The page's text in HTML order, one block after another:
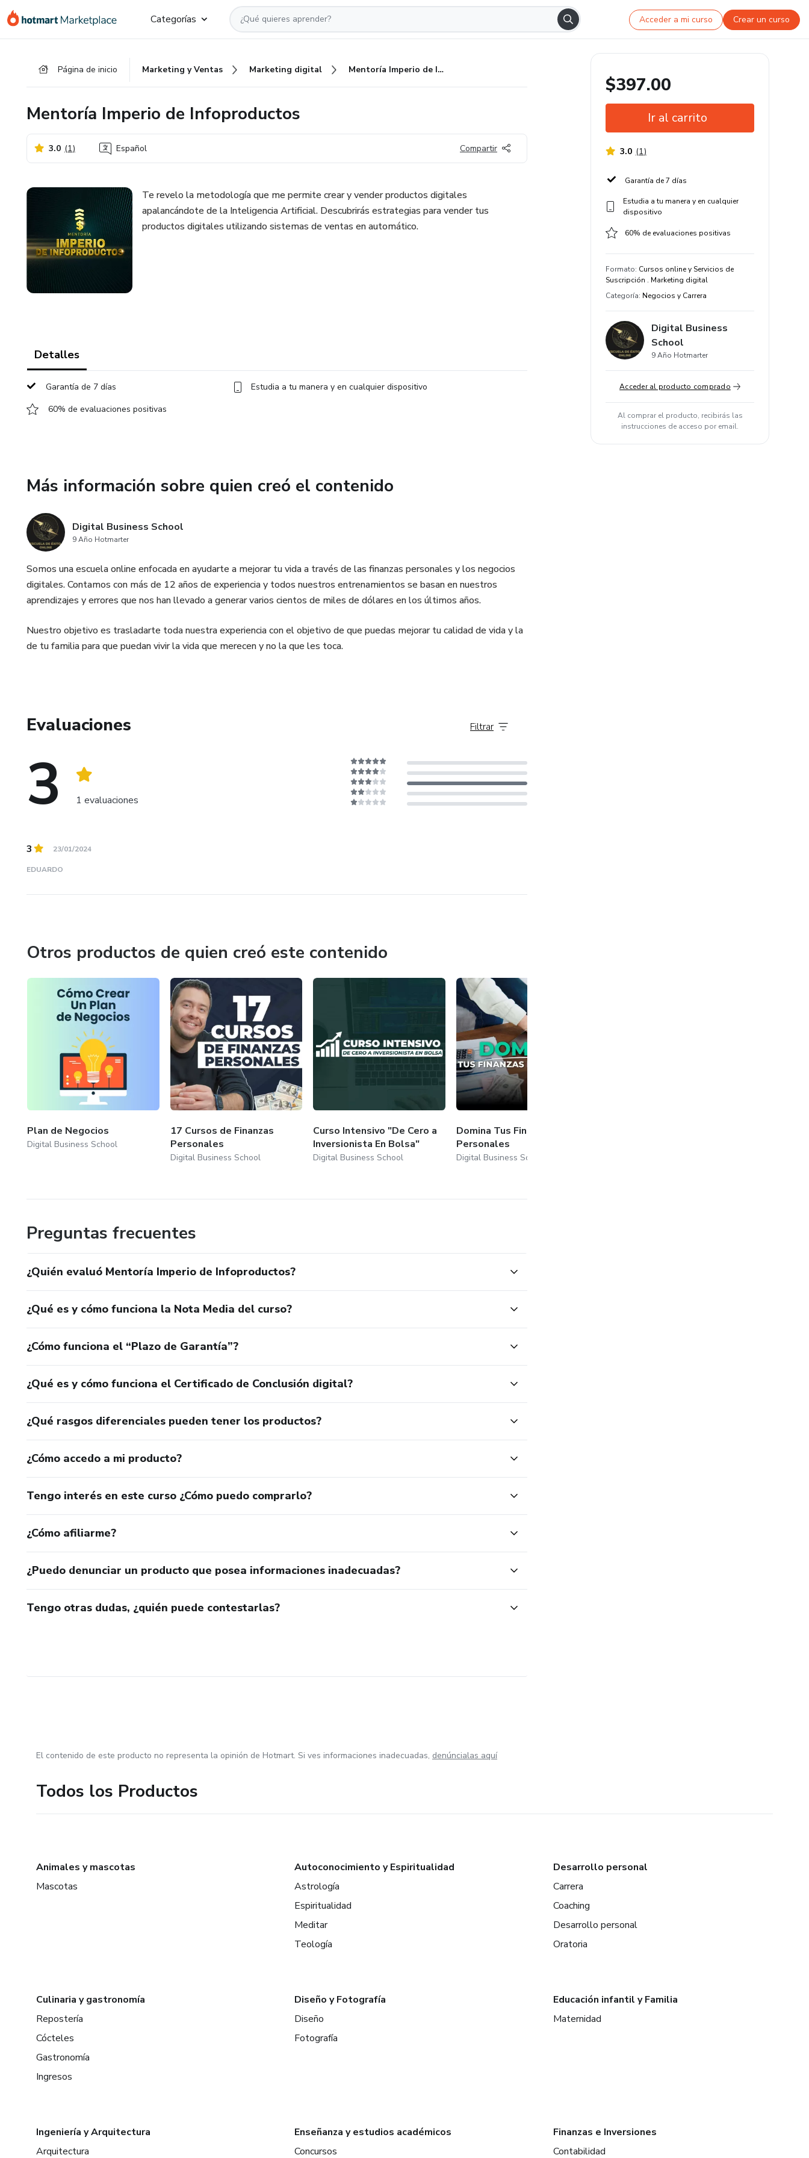
Categorías Acceder a mi curso Crear un curso
Página de inicio Marketing y Ventas Marketing digital Mentoría Imperio de Infoproductos
Mentoría Imperio de Infoproductos
3.0 (1) Español Compartir
Te revelo la metodología que me permite crear y vender productos digitales
apalancándote de la Inteligencia Artificial. Descubrirás estrategias para vender tus
productos digitales utilizando sistemas de ventas en automático.
Detalles
Garantía de 7 días
Estudia a tu manera y en cualquier dispositivo
60% de evaluaciones positivas
Más información sobre quien creó el contenido
Digital Business School
9 Año Hotmarter
Somos una escuela online enfocada en ayudarte a mejorar tu vida a través de las finanzas personales y los negocios
digitales. Contamos con más de 12 años de experiencia y todos nuestros entrenamientos se basan en nuestros
aprendizajes y errores que nos han llevado a generar varios cientos de miles de dólares en los últimos años.
Nuestro objetivo es trasladarte toda nuestra experiencia con el objetivo de que puedas mejorar tu calidad de vida y la
de tu familia para que puedan vivir la vida que merecen y no la que les toca.
Evaluaciones
3 1 evaluaciones
Filtrar
3 23/01/2024
EDUARDO
Otros productos de quien creó este contenido
Plan de Negocios
Digital Business School
17 Cursos de Finanzas
Personales
Digital Business School
Curso Intensivo "De Cero a
Inversionista En Bolsa"
Digital Business School
Domina Tus Finanzas
Personales
Digital Business School
Preguntas frecuentes
¿Quién evaluó Mentoría Imperio de Infoproductos?
¿Qué es y cómo funciona la Nota Media del curso?
¿Cómo funciona el “Plazo de Garantía”?
¿Qué es y cómo funciona el Certificado de Conclusión digital?
¿Qué rasgos diferenciales pueden tener los productos?
¿Cómo accedo a mi producto?
Tengo interés en este curso ¿Cómo puedo comprarlo?
¿Cómo afiliarme?
¿Puedo denunciar un producto que posea informaciones inadecuadas?
Tengo otras dudas, ¿quién puede contestarlas?
$397.00
Ir al carrito
3.0 (1)
Garantía de 7 días
Estudia a tu manera y en cualquier
dispositivo
60% de evaluaciones positivas
Formato: Cursos online y Servicios de
Suscripción . Marketing digital
Categoría: Negocios y Carrera
Digital Business
School
9 Año Hotmarter
Acceder al producto comprado
Al comprar el producto, recibirás las
instrucciones de acceso por email.
El contenido de este producto no representa la opinión de Hotmart. Si ves informaciones inadecuadas, denúncialas aquí
Todos los Productos
Animales y mascotas
Mascotas
Autoconocimiento y Espiritualidad
Astrología
Espiritualidad
Meditar
Teología
Desarrollo personal
Carrera
Coaching
Desarrollo personal
Oratoria
Culinaria y gastronomía
Repostería
Cócteles
Gastronomía
Ingresos
Diseño y Fotografía
Diseño
Fotografía
Educación infantil y Familia
Maternidad
Ingeniería y Arquitectura
Arquitectura
Enseñanza y estudios académicos
Concursos
Finanzas e Inversiones
Contabilidad